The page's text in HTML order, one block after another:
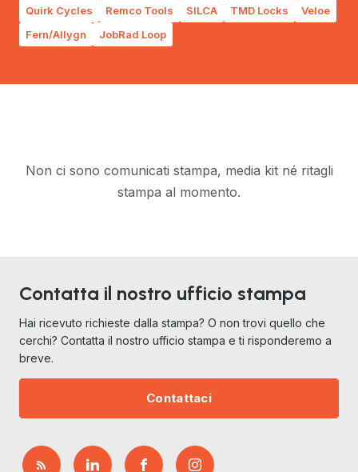
Quirk Cycles
Remco Tools SILCA TMD Locks
Veloe
Fern/Allygn
JobRad Loop
Non ci sono comunicati stampa, media kit né ritagli
stampa al momento.
Contatta il nostro ufficio stampa
Hai ricevuto richieste dalla stampa? O non trovi quello che
cerchi? Contatta il nostro ufficio stampa e ti risponderemo a
breve.
Contattaci